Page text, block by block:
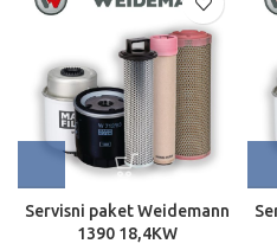
Servisni paket Weidemann
1390 18,4KW